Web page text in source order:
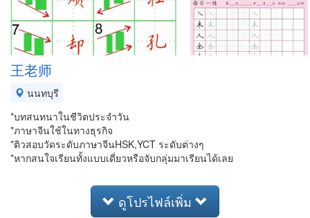
王老师
นนทบุรี
*บทสนทนาในชีวิตประจำวัน
*ภาษาจีนใช้ในทางธุรกิจ
*ติวสอบวัดระดับภาษาจีนHSK,YCT ระดับต่างๆ
*หากสนใจเรียนทั้งแบบเดี่ยวหรือจับกลุ่มมาเรียนได้เลย
ดูโปรไฟล์เพิ่ม